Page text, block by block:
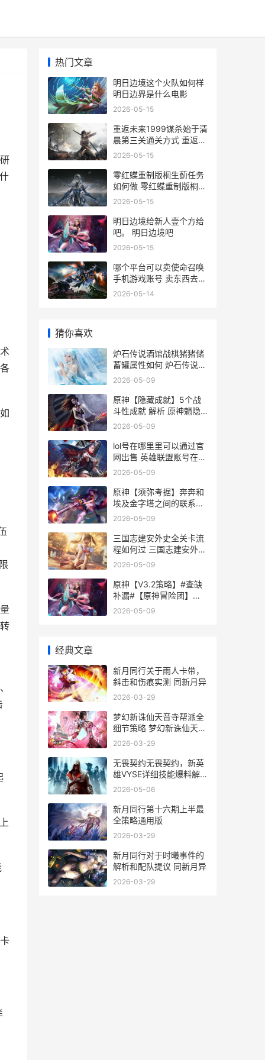
热门文章
明日边境这个火队如何样
明日边界是什么电影
2026-05-15
重返未来1999谋杀始于清
晨第三关通关方式 重返未
来1999画师
2026-05-15
零红蝶重制版桐生蓟任务
如何做 零红蝶重制版桐生
家人偶
2026-05-15
明日边境给新人壹个方给
吧。 明日边境吧
2026-05-15
哪个平台可以卖使命召唤
手机游戏账号 卖东西去哪
个平台可以卖
2026-05-14
猜你喜欢
炉石传说酒馆战棋猪猪储
蓄罐属性如何 炉石传说酒
馆战旗新版本
2026-05-09
原神【隐藏成就】5个战
斗性成就 解析 原神魈隐
藏成就
2026-05-09
lol号在哪里里可以通过官
网出售 英雄联盟账号在哪
看
2026-05-09
原神【须弥考据】奔奔和
埃及金字塔之间的联系你
了解吗 须弥位置图
2026-05-09
三国志建安外史全关卡流
程如何过 三国志建安外史
攻略
2026-05-09
原神【V3.2策略】#查缺
补漏#【原神冒险团】须
弥家具赠礼套装的这些原
2026-05-09
经典文章
新月同行关于雨人卡带，
斜击和伤痕实测 同新月异
2026-03-29
梦幻新诛仙天音寺帮派全
细节策略 梦幻新诛仙天音
魔修
2026-03-29
无畏契约无畏契约，新英
雄VYSE详细技能爆料解
析 无畏契约2021
2026-05-06
新月同行第十六期上半最
全策略通用版
2026-03-29
新月同行对于时曦事件的
解析和配队提议 同新月异
2026-03-29